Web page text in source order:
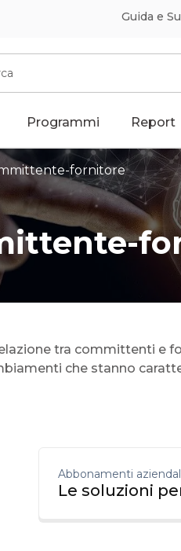
Guida e
Programmi Report
fornitore
tra committenti e
che stanno
Abbonamenti
Le soluzioni